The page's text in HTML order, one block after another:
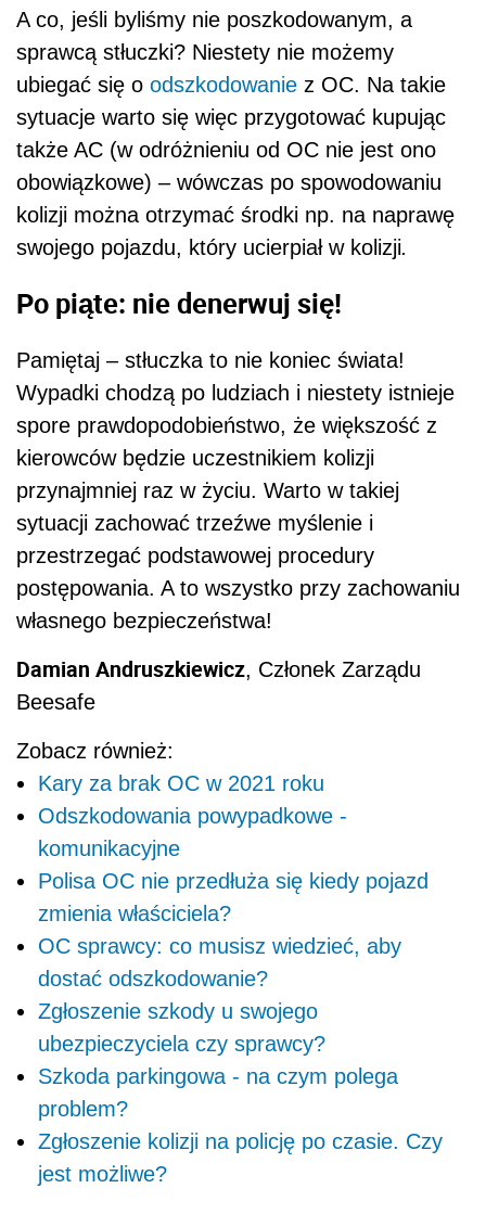
A co, jeśli byliśmy nie poszkodowanym, a
sprawcą stłuczki? Niestety nie możemy
ubiegać się o odszkodowanie z OC. Na takie
sytuacje warto się więc przygotować kupując
także AC (w odróżnieniu od OC nie jest ono
obowiązkowe) – wówczas po spowodowaniu
kolizji można otrzymać środki np. na naprawę
swojego pojazdu, który ucierpiał w kolizji.
Po piąte: nie denerwuj się!
Pamiętaj – stłuczka to nie koniec świata!
Wypadki chodzą po ludziach i niestety istnieje
spore prawdopodobieństwo, że większość z
kierowców będzie uczestnikiem kolizji
przynajmniej raz w życiu. Warto w takiej
sytuacji zachować trzeźwe myślenie i
przestrzegać podstawowej procedury
postępowania. A to wszystko przy zachowaniu
własnego bezpieczeństwa!
Damian Andruszkiewicz, Członek Zarządu
Beesafe
Zobacz również:
Kary za brak OC w 2021 roku
Odszkodowania powypadkowe -
komunikacyjne
Polisa OC nie przedłuża się kiedy pojazd
zmienia właściciela?
OC sprawcy: co musisz wiedzieć, aby
dostać odszkodowanie?
Zgłoszenie szkody u swojego
ubezpieczyciela czy sprawcy?
Szkoda parkingowa - na czym polega
problem?
Zgłoszenie kolizji na policję po czasie. Czy
jest możliwe?